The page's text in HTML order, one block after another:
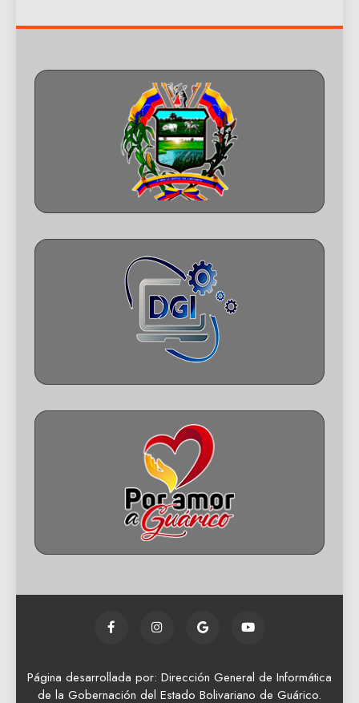
Página desarrollada por: Dirección General de Informática
de la Gobernación del Estado Bolivariano de Guárico.